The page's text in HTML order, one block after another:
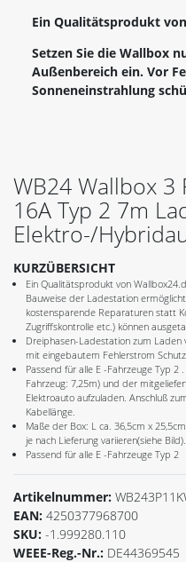
Ein Qualitätsprodukt
Setzen Sie die Wallbox
Außenbereich ein. Vor
Sonneneinstrahlung
WB24 Wallbox 3
16A Typ 2 7m
Elektro-/
KURZÜBERSICHT
Ein Qualitätsprodukt von
Bauweise der Ladestation
kostensparende Reparaturen statt
Zugriffskontrolle etc.) können
Dreiphasen-Ladestation zum Laden
mit eingebautem Fehlerstrom
Passend für alle E -Fahrzeuge Typ
Fahrzeug: 7,25m) und der
Elektroauto aufzuladen. Anschluß
Kabellänge.
Maße der Box: L ca. 36,5cm x
je nach Lieferung variieren(siehe Bild).
Passend für alle E -Fahrzeuge Typ 2
Artikelnummer:
EAN: 4250377968700
SKU: -1.999280.110
WEEE-Reg.-Nr.: DE44369545